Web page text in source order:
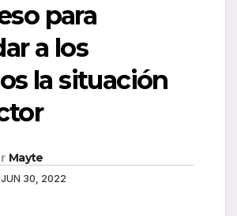
para
a los
la situación
Mayte
JUN 30, 2022